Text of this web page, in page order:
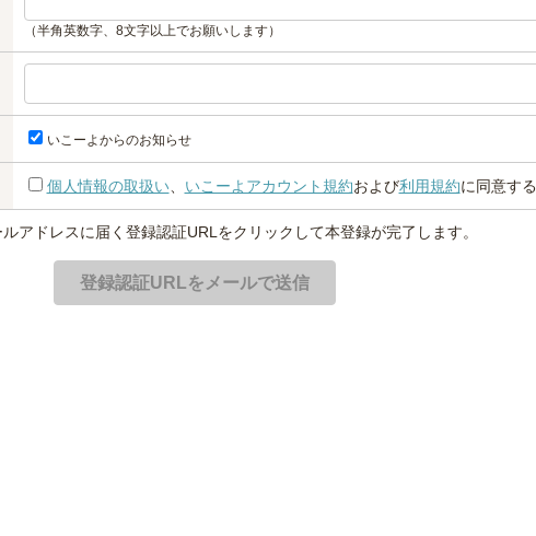
（半角英数字、8文字以上でお願いします）
いこーよからのお知らせ
個人情報の取扱い、 いこーよアカウント規約および利用規約に同意する
アドレスに届く登録認証URLをクリックして本登録が完了します。